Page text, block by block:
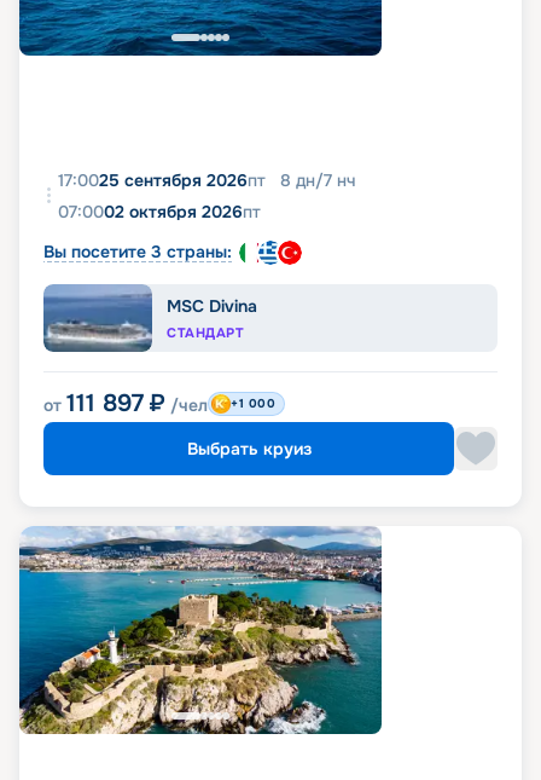
17:0025 сентября 2026пт 8 дн/7 нч
07:0002 октября 2026пт
Вы посетите 3 страны:
MSC Divina
СТАНДАРТ
от 111 897 ₽ /чел +1 000
Выбрать круиз